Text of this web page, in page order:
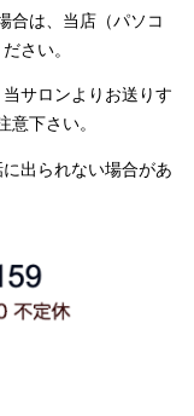
合は、当店（パソコ
さい。
サロンよりお送りす
意下さい。
出られない場合があ